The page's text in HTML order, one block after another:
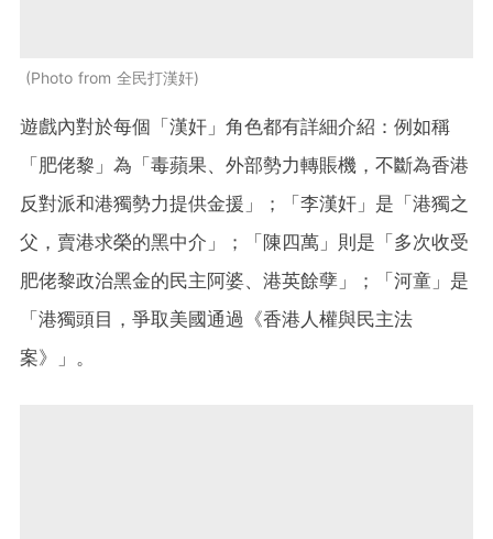
Photo from 全民打漢奸
遊戲內對於每個「漢奸」角色都有詳細介紹：例如稱
「肥佬黎」為「毒蘋果、外部勢力轉賬機，不斷為香港
反對派和港獨勢力提供金援」；「李漢奸」是「港獨之
父，賣港求榮的黑中介」；「陳四萬」則是「多次收受
肥佬黎政治黑金的民主阿婆、港英餘孽」；「河童」是
「港獨頭目，爭取美國通過《香港人權與民主法
案》」。